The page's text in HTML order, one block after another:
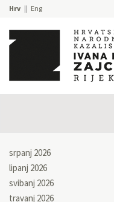
Hrv Eng
srpanj 2026
lipanj 2026
svibanj 2026
travanj 2026